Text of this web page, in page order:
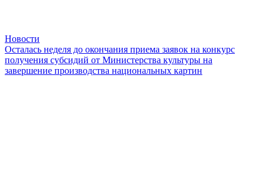
Новости
Осталась неделя до окончания приема заявок на конкурс
получения субсидий от Министерства культуры на
завершение производства национальных картин